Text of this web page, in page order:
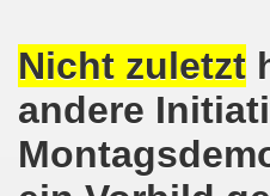
Nicht zuletzt
andere
Bewegung ruft auf am
am
am 13.10.2018 mit